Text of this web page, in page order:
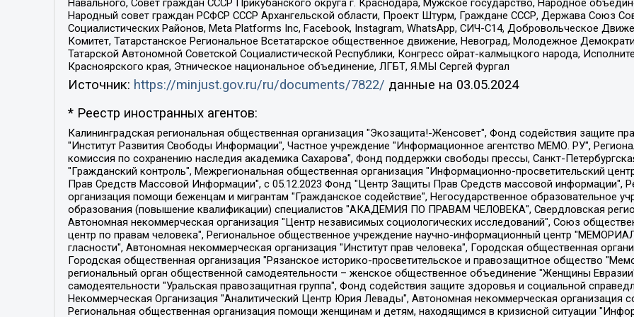
Навального, Совет граждан СССР Прикубанского округа г. Краснодара, Мужское государство, Народное
Народный совет граждан РСФСР СССР Архангельской области, Проект Штурм, Граждане СССР, Держава Союз
Социалистических Районов, Meta Platforms Inc, Facebook, Instagram, WhatsApp, СИЧ-С14, Добровольческое
Комитет, Татарстанское Региональное Всетатарское общественное движение, Невоград, Молодежное
Татарской Автономной Советской Социалистической Республики, Конгресс ойрат-калмыцкого народа,
Красноярского края, Этническое национальное объединение, ЛГБТ, Я.МЫ Сергей Фургал
Источник: https://minjust.gov.ru/ru/documents/7822/ данные на 03.05.2024
* Реестр иностранных агентов:
Калининградская региональная общественная организация "Экозащита!-Женсовет", Фонд содействия защите прав и свобод граждан "Общественный вердикт", Фонд "Институт Развития Свободы Информации", Частное учреждение "Информационное агентство МЕМО. РУ", Региональная общественная организация "Общественная комиссия по сохранению наследия академика Сахарова", Фонд поддержки свободы прессы, Санкт-Петербургская общественная правозащитная организация "Гражданский контроль", Межрегиональная общественная организация "Информационно-просветительский центр "Мемориал", Региональный Фонд "Центр Защиты Прав Средств Массовой Информации", с 05.12.2023 Фонд "Центр Защиты Прав Средств массовой информации", Региональная общественная благотворительная организация помощи беженцам и мигрантам "Гражданское содействие", Негосударственное образовательное учреждение дополнительного профессионального образования (повышение квалификации) специалистов "АКАДЕМИЯ ПО ПРАВАМ ЧЕЛОВЕКА", Свердловская региональная общественная организация "Сутяжник", Автономная некоммерческая организация "Центр независимых социологических исследований", Союз общественных объединений "Российский исследовательский центр по правам человека", Региональное общественное учреждение научно-информационный центр "МЕМОРИАЛ", Некоммерческая организация "Фонд защиты гласности", Автономная некоммерческая организация "Институт прав человека", Городская общественная организация "Екатеринбургское общество "МЕМОРИАЛ", Городская общественная организация "Рязанское историко-просветительское и правозащитное общество "Мемориал" (Рязанский Мемориал), Челябинский региональный орган общественной самодеятельности – женское общественное объединение "Женщины Евразии", Челябинский региональный орган общественной самодеятельности "Уральская правозащитная группа", Фонд содействия защите здоровья и социальной справедливости имени Андрея Рылькова, Автономная Некоммерческая Организация "Аналитический Центр Юрия Левады", Автономная некоммерческая организация социальной поддержки населения "Проект Апрель", Региональная общественная организация помощи женщинам и детям, находящимся в кризисной ситуации "Информационно-методический центр "Анна", Фонд содействия развитию массовых коммуникаций и правовому просвещению "Так-так-Так", Фонд содействия устойчивому развитию "Серебряная тайга", Свердловский региональный общественный фонд социальных проектов "Новое время", "Idel.Реалии", Кавказ.Реалии, Крым.Реалии, Телеканал Настоящее Время, Татаро-башкирская служба Радио Свобода (Azatliq Radiosi), Радио Свободная Европа/Радио Свобода (PCE/PC), "Сибирь.Реалии", "Фактограф", Благотворительный фонд помощи осужденным и их семьям, Автономная некоммерческая организация "Институт глобализации и социальных движений", Фонд "В защиту прав заключенных", Частное учреждение "Центр поддержки и содействия развитию средств массовой информации", Пензенский региональный общественный благотворительный фонд "Гражданский союз", "Север.Реалии", Некоммерческая организация Фонд "Правовая инициатива", Общество с ограниченной ответственностью "Радио Свободная Европа/Радио Свобода", Чешское информационное агентство "MEDIUM-ORIENT", Красноярская региональная общественная организация "Мы против СПИДа", Камалягин Денис Николаевич, Маркелов Сергей Евгеньевич, Пономарев Лев Александрович, Савицкая Людмила Алексеевна, Автономная некоммерческая организация "Центр по работе с проблемой насилия "НАСИЛИЮ.НЕТ", Межрегиональный профессиональный союз работников здравоохранения "Альянс врачей", Юридическое лицо, зарегистрированное в Латвийской Республике, SIA "Medusa Project" (регистрационный номер 40103797863, дата регистрации 10.06.2014), Некоммерческая организация "Фонд по борьбе с коррупцией", Автономная некоммерческая организация "Институт права и публичной политики", Баданин Роман Сергеевич, Гликин Максим Александрович, Железнова Мария Михайловна, Лукьянова Юлия Сергеевна, Маетная Елизавета Витальевна, Маняхин Петр Борисович, Чуракова Ольга Владимировна, Ярош Юлия Петровна, Юридическое лицо "The Insider SIA", зарегистрированное в Риге, Латвийская Республика (дата регистрации 26.06.2015), являющееся администратором доменного имени интернет-издания "The Insider SIA", https://theins.ru, Постернак Алексей Евгеньевич, Рубин Михаил Аркадьевич, Анин Роман Александрович, Юридическое лицо Istories fonds, зарегистрированное в Латвийской Республике (регистрационный номер 50008295751, дата регистрации 24.02.2020), Великовский Дмитрий Александрович, Долинина Ирина Николаевна, Мароховская Алеся Алексеевна, Шлейнов Роман Юрьевич, Шмагун Олеся Валентиновна, Общество с ограниченной ответственностью "Альтаир 2021", Общество с ограниченной ответственностью "Вега 2021", Общество с ограниченной ответственностью "Главный редактор 2021", Общество с ограниченной ответственностью "Ромашки монолит", Важенков Артем Валерьевич, Ивановская областная общественная организация "Центр гендерных исследований", Гурман Юрий Альбертович, Медиапроект "ОВД-Инфо", Егоров Владимир Владимирович, Жилинский Владимир Александрович, Общество с ограниченной ответственностью "ЗП", Иванова София Юрьевна, Карезина Инна Павловна, Кильтау Екатерина Викторовна, Петров Алексей Викторович, Пискунов Сергей Евгеньевич, Смирнов Сергей Сергеевич, Тихонов Михаил Сергеевич, Общество с ограниченной ответственностью "ЖУРНАЛИСТ-ИНОСТРАННЫЙ АГЕНТ", Арапова Галина Юрьевна, Вольтская Татьяна Анатольевна, Американская компания "Mason G.E.S. Anonymous Foundation" (США), являющаяся владельцем интернет-издания https://mnews.world/, Компания "Stichting Bellingcat", зарегистрированная в Нидерландах (дата регистрации 11.07.2018), Захаров Андрей Вячеславович, Клепиковская Екатерина Дмитриевна, Общество с ограниченной ответственностью "МЕМО", Перл Роман Александрович, Симонов Евгений Алексеевич, Соловьева Елена Анатольевна, Сотников Даниил Владимирович, Сурначева Елизавета Дмитриевна, Автономная некоммерческая организация по защите прав человека и информированию населения "Якутия – Наше Мнение", Общество с ограниченной ответственностью "Москоу диджитал медиа", с 26.01.2023 Общество с ограниченной ответственностью "Чайка Белые сады", Ветошкина Валерия Валерьевна, Заговора Максим Александрович, Межрегиональное общественное движение "Российская ЛГБТ - сеть", Оленичев Максим Владимирович, Павлов Иван Юрьевич, Скворцова Елена Сергеевна, Общество с ограниченной ответственностью "Как бы инагент", Кочетков Игорь Викторович, Общество с ограниченной ответственностью "Честные выборы", Еланчик Олег Александрович, Общество с ограниченной ответственностью "Нобелевский призыв", Гималова Регина Эмилевна, Григорьев Андрей Валерьевич, Григорьева Алина Александровна, Ассоциация по содействию защите прав призывников, альтернативнослужащих и военнослужащих "Правозащитная группа